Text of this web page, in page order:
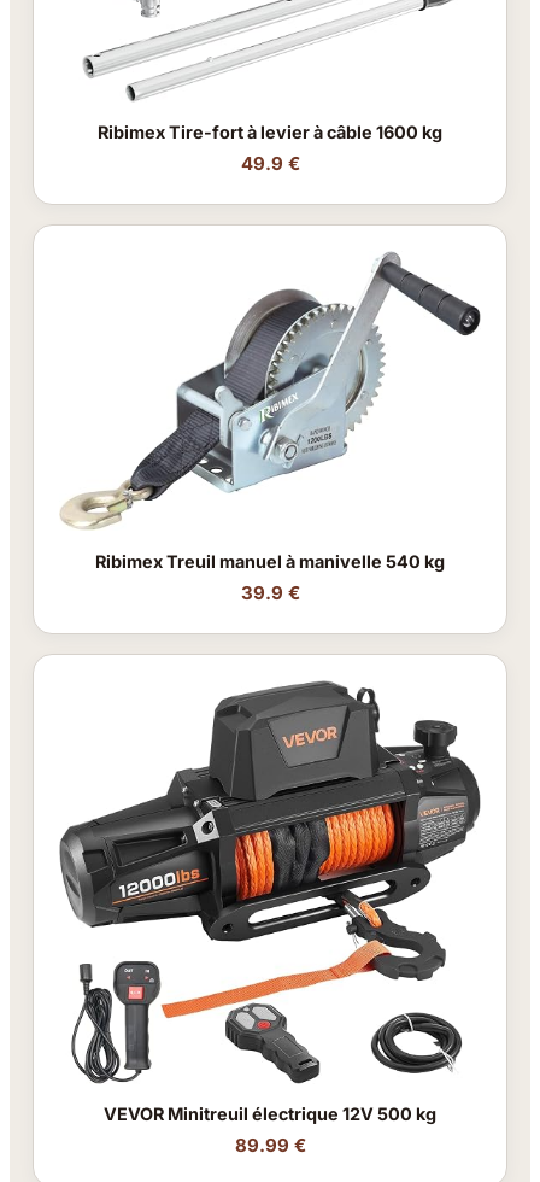
Ribimex Tire-fort à levier à câble 1600 kg
49.9 €
Ribimex Treuil manuel à manivelle 540 kg
39.9 €
VEVOR Minitreuil électrique 12V 500 kg
89.99 €